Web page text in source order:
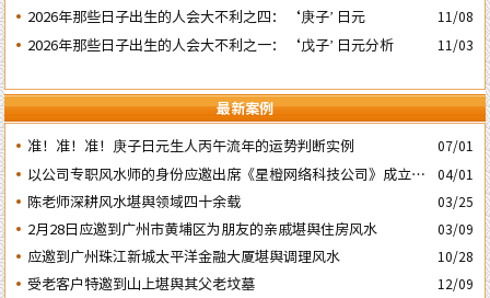
2026年那些日子出生的人会大不利之四：‘庚子’ 日元 11/08
2026年那些日子出生的人会大不利之一：‘戊子’ 日元分析 11/03
最新案例
准！准！准！庚子日元生人丙午流年的运势判断实例
07/01
以公司专职风水师的身份应邀出席《星橙网络科技公司》成立5
周年庆典
04/01
陈老师深耕风水堪舆领域四十余载 03/25
2月28日应邀到广州市黄埔区为朋友的亲戚堪舆住房风水 03/09
应邀到广州珠江新城太平洋金融大厦堪舆调理风水 10/28
受老客户特邀到山上堪舆其父老坟墓 12/09